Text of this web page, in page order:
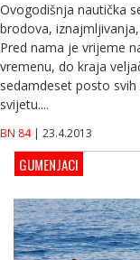
Ovogodišnja nautička
brodova,
Pred nama je vrijeme
vremenu, do kraja
sedamdeset posto
svijetu....
BN 84 | 23.4.2013
GUMENJACI